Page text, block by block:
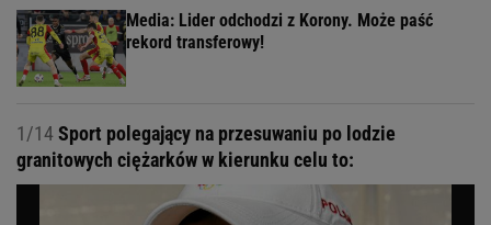
Media: Lider odchodzi z Korony. Może paść
rekord transferowy!
1/14Sport polegający na przesuwaniu po lodzie
granitowych ciężarków w kierunku celu to: